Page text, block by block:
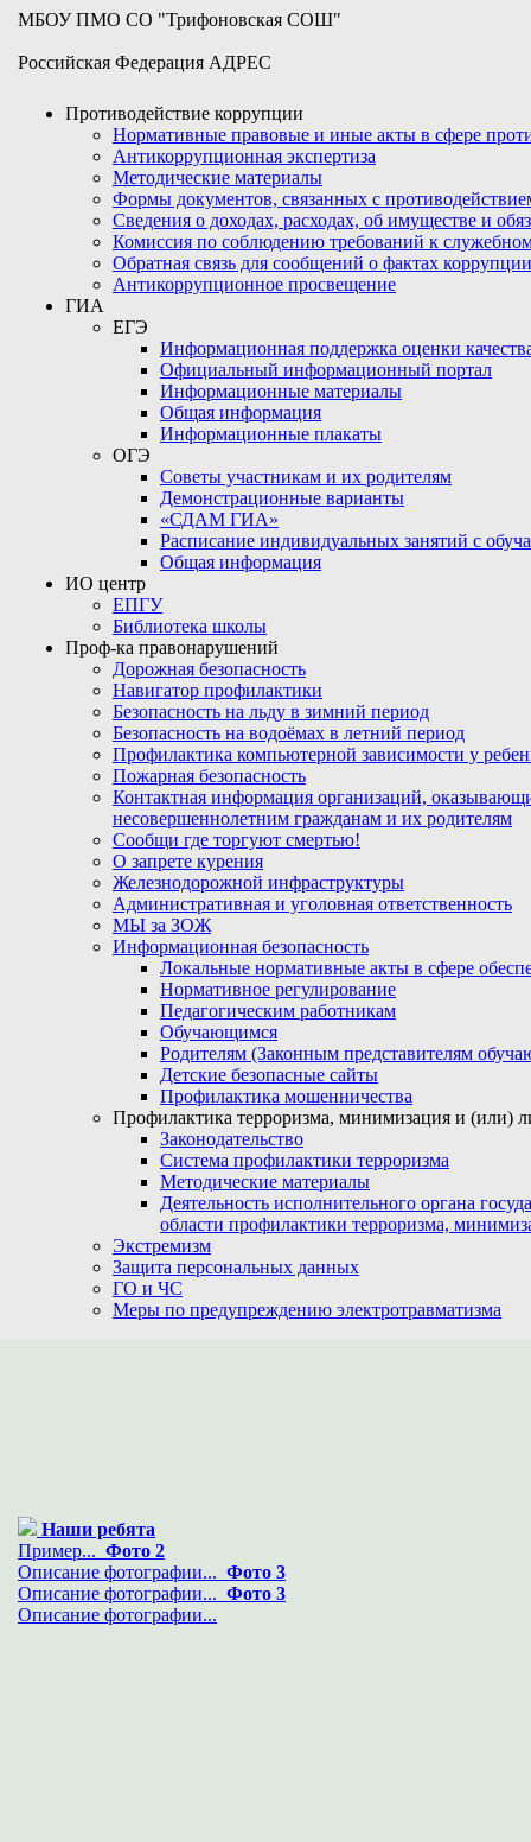
МБОУ ПМО СО "Трифоновская СОШ"
Российская Федерация АДРЕС
Противодействие коррупции
Нормативные правовые и иные акты в сфере
Антикоррупционная экспертиза
Методические материалы
Формы документов, связанных с
Сведения о доходах, расходах, об имуществе и
Комиссия по соблюдению требований к
Обратная связь для сообщений о фактах коррупции
Антикоррупционное просвещение
ГИА
ЕГЭ
Информационная поддержка оценки
Официальный информационный портал
Информационные материалы
Общая информация
Информационные плакаты
ОГЭ
Советы участникам и их родителям
Демонстрационные варианты
«СДАМ ГИА»
Расписание индивидуальных занятий с
Общая информация
ИО центр
ЕПГУ
Библиотека школы
Проф-ка правонарушений
Дорожная безопасность
Навигатор профилактики
Безопасность на льду в зимний период
Безопасность на водоёмах в летний период
Профилактика компьютерной зависимости у
Пожарная безопасность
Контактная информация организаций,
несовершеннолетним гражданам и их родителям
Сообщи где торгуют смертью!
О запрете курения
Железнодорожной инфраструктуры
Административная и уголовная ответственность
МЫ за ЗОЖ
Информационная безопасность
Локальные нормативные акты в сфере
Нормативное регулирование
Педагогическим работникам
Обучающимся
Родителям (Законным представителям
Детские безопасные сайты
Профилактика мошенничества
Профилактика терроризма, минимизация и (или)
Законодательство
Система профилактики терроризма
Методические материалы
Деятельность исполнительного органа
области профилактики терроризма,
Экстремизм
Защита персональных данных
ГО и ЧС
Меры по предупреждению электротравматизма
Наши ребята
Пример... Фото 2
Описание фотографии... Фото 3
Описание фотографии... Фото 3
Описание фотографии...